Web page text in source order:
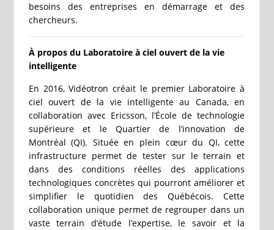
besoins des entreprises en démarrage et des
chercheurs.
À propos du Laboratoire à ciel ouvert de la vie
intelligente
En 2016, Vidéotron créait le premier Laboratoire à
ciel ouvert de la vie intelligente au Canada, en
collaboration avec Ericsson, l’École de technologie
supérieure et le Quartier de l’innovation de
Montréal (QI). Située en plein cœur du QI, cette
infrastructure permet de tester sur le terrain et
dans des conditions réelles des applications
technologiques concrètes qui pourront améliorer et
simplifier le quotidien des Québécois. Cette
collaboration unique permet de regrouper dans un
vaste terrain d’étude l’expertise, le savoir et la